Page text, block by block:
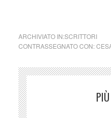
ARCHIVIATO IN:SCRITTORI
CONTRASSEGNATO CON: